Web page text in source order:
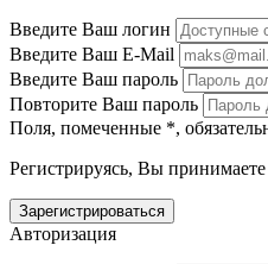
Введите Ваш логин
Введите Ваш E-Mail
Введите Ваш пароль
Повторите Ваш пароль
Поля, помеченные *,
Регистрируясь, Вы принимаете
Авторизация